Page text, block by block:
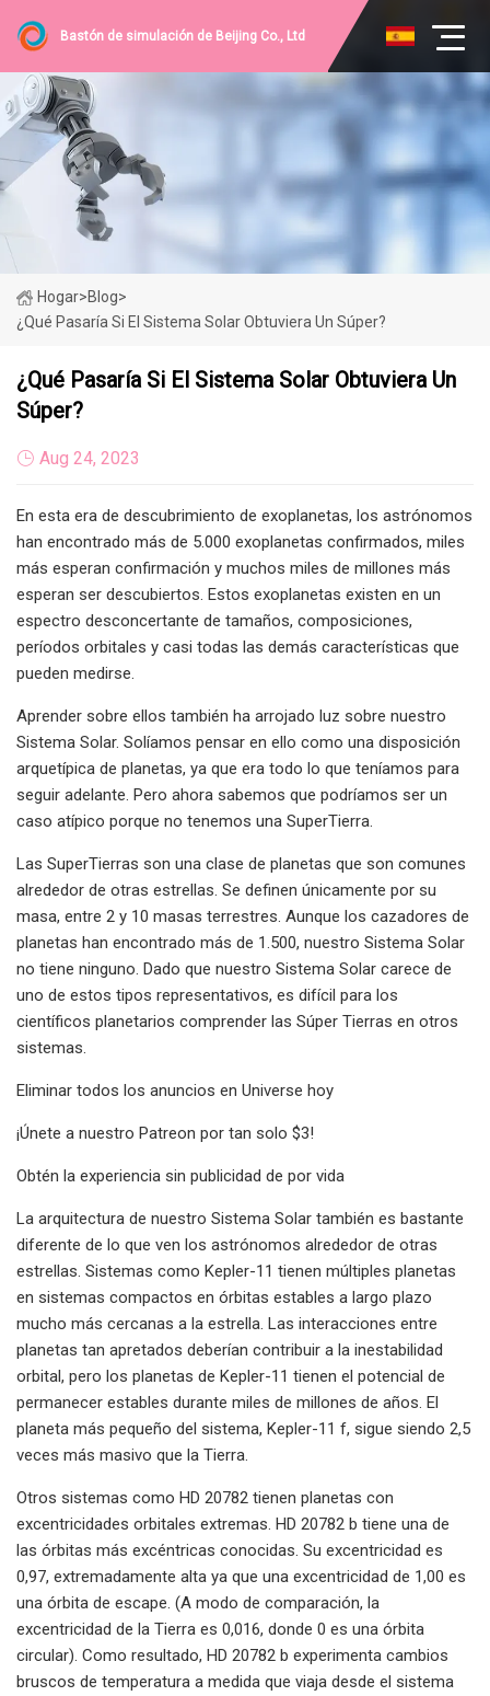
Bastón de simulación de Beijing Co., Ltd
Hogar>Blog>
¿Qué Pasaría Si El Sistema Solar Obtuviera Un Súper?
¿Qué Pasaría Si El Sistema Solar Obtuviera Un
Súper?
Aug 24, 2023
En esta era de descubrimiento de exoplanetas, los astrónomos
han encontrado más de 5.000 exoplanetas confirmados, miles
más esperan confirmación y muchos miles de millones más
esperan ser descubiertos. Estos exoplanetas existen en un
espectro desconcertante de tamaños, composiciones,
períodos orbitales y casi todas las demás características que
pueden medirse.
Aprender sobre ellos también ha arrojado luz sobre nuestro
Sistema Solar. Solíamos pensar en ello como una disposición
arquetípica de planetas, ya que era todo lo que teníamos para
seguir adelante. Pero ahora sabemos que podríamos ser un
caso atípico porque no tenemos una SuperTierra.
Las SuperTierras son una clase de planetas que son comunes
alrededor de otras estrellas. Se definen únicamente por su
masa, entre 2 y 10 masas terrestres. Aunque los cazadores de
planetas han encontrado más de 1.500, nuestro Sistema Solar
no tiene ninguno. Dado que nuestro Sistema Solar carece de
uno de estos tipos representativos, es difícil para los
científicos planetarios comprender las Súper Tierras en otros
sistemas.
Eliminar todos los anuncios en Universe hoy
¡Únete a nuestro Patreon por tan solo $3!
Obtén la experiencia sin publicidad de por vida
La arquitectura de nuestro Sistema Solar también es bastante
diferente de lo que ven los astrónomos alrededor de otras
estrellas. Sistemas como Kepler-11 tienen múltiples planetas
en sistemas compactos en órbitas estables a largo plazo
mucho más cercanas a la estrella. Las interacciones entre
planetas tan apretados deberían contribuir a la inestabilidad
orbital, pero los planetas de Kepler-11 tienen el potencial de
permanecer estables durante miles de millones de años. El
planeta más pequeño del sistema, Kepler-11 f, sigue siendo 2,5
veces más masivo que la Tierra.
Otros sistemas como HD 20782 tienen planetas con
excentricidades orbitales extremas. HD 20782 b tiene una de
las órbitas más excéntricas conocidas. Su excentricidad es
0,97, extremadamente alta ya que una excentricidad de 1,00 es
una órbita de escape. (A modo de comparación, la
excentricidad de la Tierra es 0,016, donde 0 es una órbita
circular). Como resultado, HD 20782 b experimenta cambios
bruscos de temperatura a medida que viaja desde el sistema